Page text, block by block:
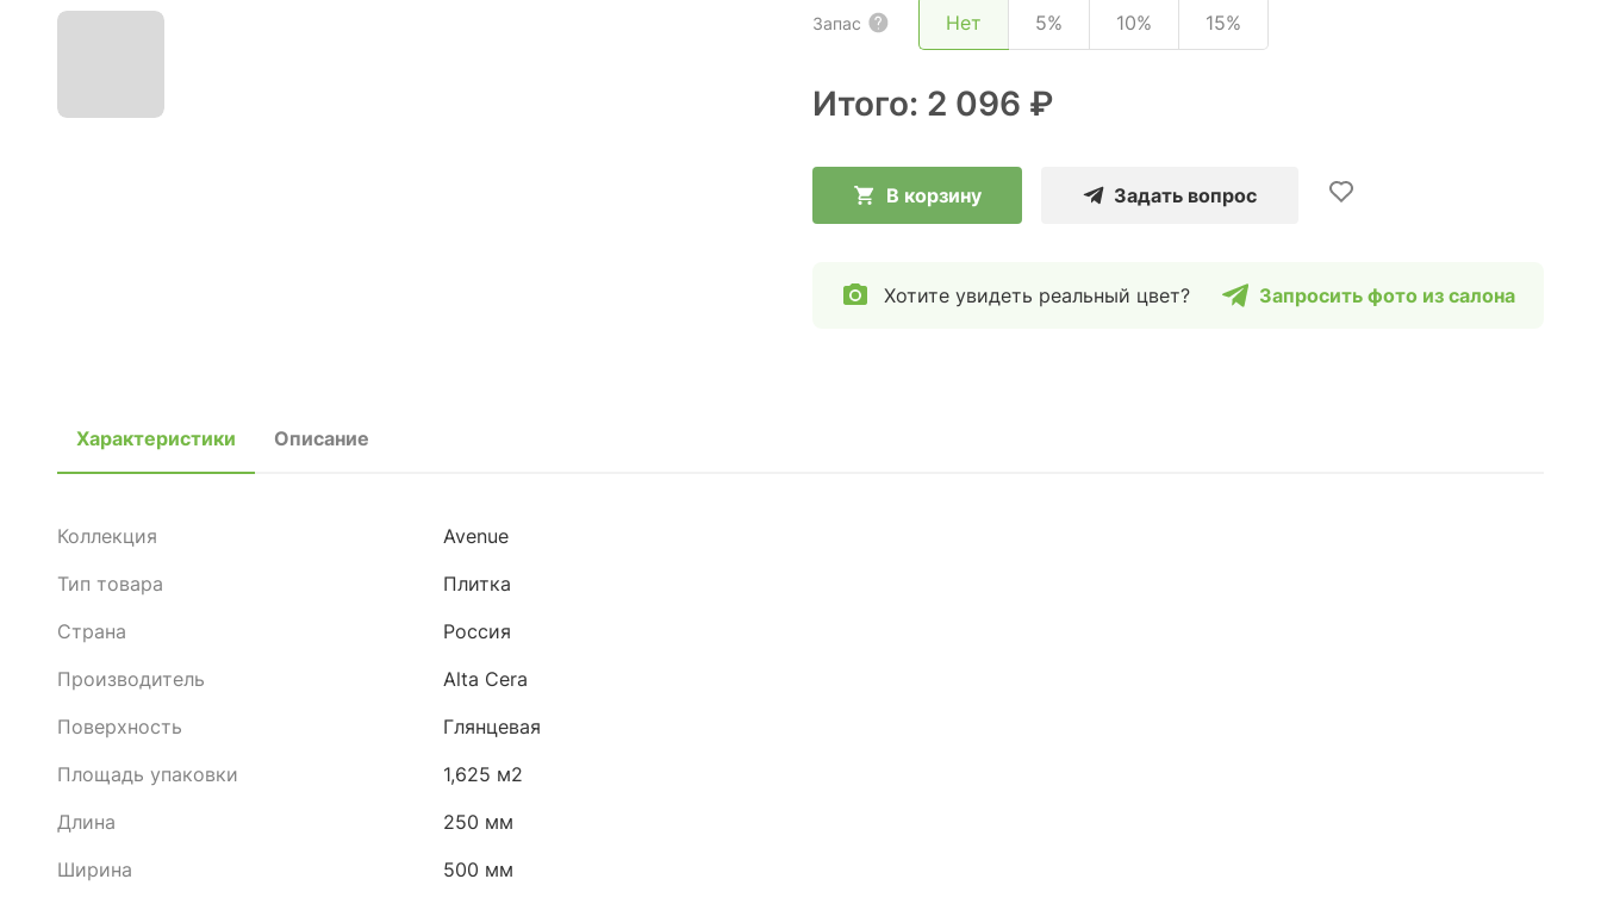
Запас Нет 5% 10% 15%
Итого: 2 096 ₽
В корзину Задать вопрос
Хотите увидеть реальный цвет? Запросить фото из салона
Характеристики Описание
Коллекция
Avenue
Тип товара
Плитка
Страна
Россия
Производитель
Alta Cera
Поверхность
Глянцевая
Площадь упаковки
1,625 м2
Длина
250 мм
Ширина
500 мм